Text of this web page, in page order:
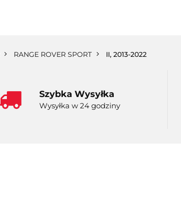
RANGE ROVER SPORT II, 2013-2022
Szybka Wysyłka
Wysyłka w 24 godziny